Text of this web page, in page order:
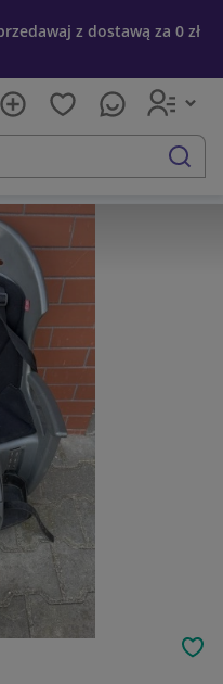
z dostawą za 0 zł
szukaj